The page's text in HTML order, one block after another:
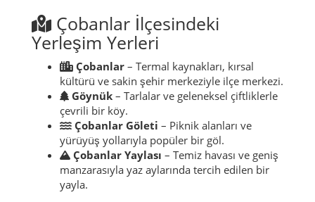
Çobanlar İlçesindeki
Yerleşim Yerleri
Çobanlar – Termal kaynakları, kırsal
kültürü ve sakin şehir merkeziyle ilçe merkezi.
Göynük – Tarlalar ve geleneksel çiftliklerle
çevrili bir köy.
Çobanlar Göleti – Piknik alanları ve
yürüyüş yollarıyla popüler bir göl.
Çobanlar Yaylası – Temiz havası ve geniş
manzarasıyla yaz aylarında tercih edilen bir
yayla.